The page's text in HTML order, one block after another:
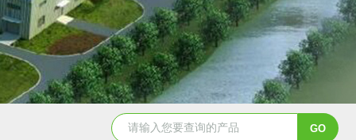
北海翅肉羹条机 肉丸机 冻肉预处理联